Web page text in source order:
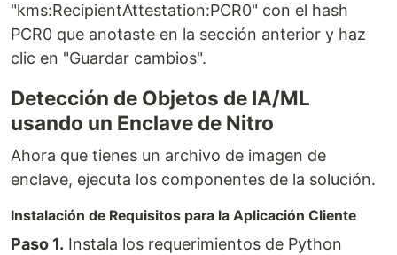
"kms:RecipientAttestation:PCR0" con el hash
PCR0 que anotaste en la sección anterior y haz
clic en "Guardar cambios".
Detección de Objetos de IA/ML
usando un Enclave de Nitro
Ahora que tienes un archivo de imagen de
enclave, ejecuta los componentes de la solución.
Instalación de Requisitos para la Aplicación Cliente
Paso 1. Instala los requerimientos de Python